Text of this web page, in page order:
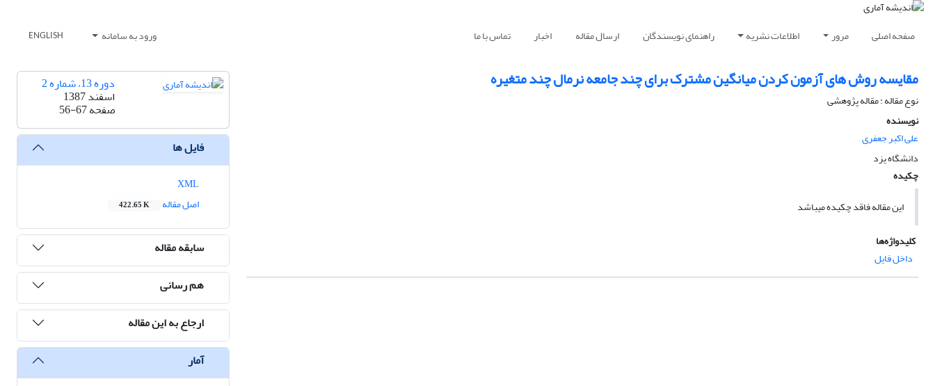
صفحه اصلی مرور اطلاعات نشریه راهنمای نویسندگان ارسال مقاله اخبار تماس با ما ورود به سامانه ENGLISH
مقایسه روش های آزمون کردن میانگین مشترک برای چند جامعه نرمال چند متغیره
نوع مقاله : مقاله پژوهشی
نویسنده
علی اکبر جعفری
دانشگاه یزد
چکیده
این مقاله فاقد چکیده می​باشد
کلیدواژه‌ها
داخل فایل
دوره 13، شماره 2
اسفند 1387
صفحه56-67
فایل ها
اصل مقاله
422.65 K
سابقه مقاله
هم رسانی
ارجاع به این مقاله
آمار